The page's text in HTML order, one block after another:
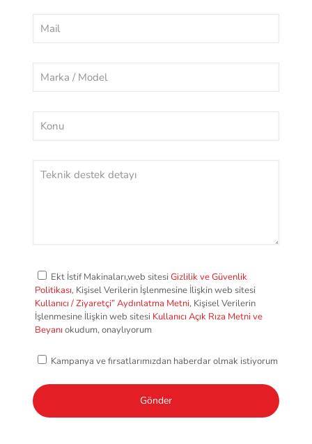
Ekt İstif Makinaları,web sitesi Gizlilik ve Güvenlik
Politikası, Kişisel Verilerin İşlenmesine İlişkin web sitesi
Kullanıcı / Ziyaretçi” Aydınlatma Metni, Kişisel Verilerin
İşlenmesine İlişkin web sitesi Kullanıcı Açık Rıza Metni ve
Beyanı okudum, onaylıyorum
Kampanya ve fırsatlarımızdan haberdar olmak istiyorum